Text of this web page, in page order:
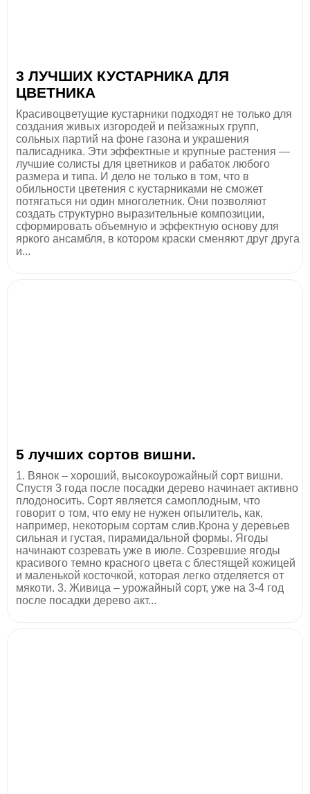
3 ЛУЧШИХ КУСТАРНИКА ДЛЯ
ЦВЕТНИКА
Красивоцветущие кустарники подходят не только для
создания живых изгородей и пейзажных групп,
сольных партий на фоне газона и украшения
палисадника. Эти эффектные и крупные растения —
лучшие солисты для цветников и рабаток любого
размера и типа. И дело не только в том, что в
обильности цветения с кустарниками не сможет
потягаться ни один многолетник. Они позволяют
создать структурно выразительные композиции,
сформировать объемную и эффектную основу для
яркого ансамбля, в котором краски сменяют друг друга
и...
5 лучших сортов вишни.
1. Вянок – хороший, высокоурожайный сорт вишни.
Спустя 3 года после посадки дерево начинает активно
плодоносить. Сорт является самоплодным, что
говорит о том, что ему не нужен опылитель, как,
например, некоторым сортам слив.Крона у деревьев
сильная и густая, пирамидальной формы. Ягоды
начинают созревать уже в июле. Созревшие ягоды
красивого темно красного цвета с блестящей кожицей
и маленькой косточкой, которая легко отделяется от
мякоти. 3. Живица – урожайный сорт, уже на 3-4 год
после посадки дерево акт...